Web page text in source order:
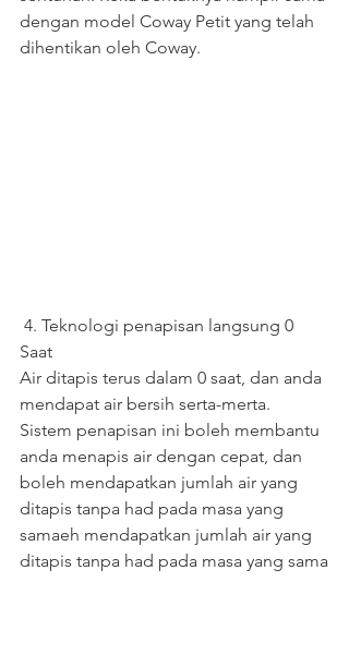
dengan model Coway Petit yang telah
dihentikan oleh Coway.
Saat
Air ditapis terus dalam 0 saat, dan anda
mendapat air bersih serta-merta.
Sistem penapisan ini boleh membantu
anda menapis air dengan cepat, dan
boleh mendapatkan jumlah air yang
ditapis tanpa had pada masa yang
samaeh mendapatkan jumlah air yang
ditapis tanpa had pada masa yang sama